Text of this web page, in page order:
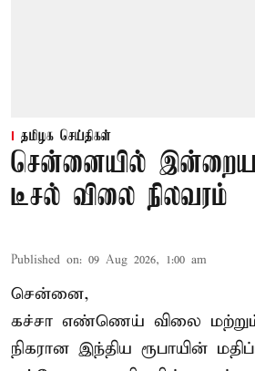
தமிழக செய்திகள்
சென்னையில்
டீசல் விலை நிலவரம்
Published on: 09 Aug 2026, 1:00 am
சென்னை,
கச்சா எண்ணெய் விலை மற்றும்
நிகரான இந்திய ரூபாயின்